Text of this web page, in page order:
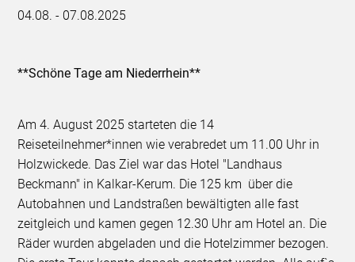
04.08. - 07.08.2025
**Schöne Tage am Niederrhein**
Am 4. August 2025 starteten die 14
Reiseteilnehmer*innen wie verabredet um 11.00 Uhr in
Holzwickede. Das Ziel war das Hotel "Landhaus
Beckmann" in Kalkar-Kerum. Die 125 km über die
Autobahnen und Landstraßen bewältigten alle fast
zeitgleich und kamen gegen 12.30 Uhr am Hotel an. Die
Räder wurden abgeladen und die Hotelzimmer bezogen.